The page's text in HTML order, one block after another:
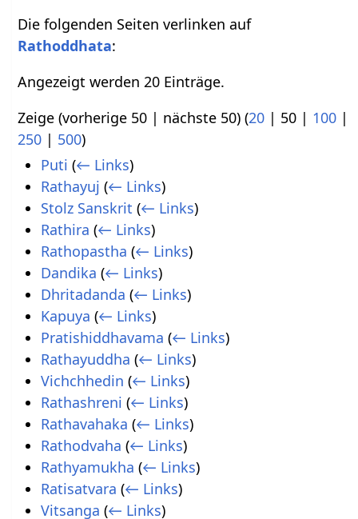
Die folgenden Seiten verlinken auf
Rathoddhata:
Angezeigt werden 20 Einträge.
Zeige (vorherige 50 | nächste 50) (20 | 50 | 100 |
250 | 500)
Puti (← Links)
Rathayuj (← Links)
Stolz Sanskrit (← Links)
Rathira (← Links)
Rathopastha (← Links)
Dandika (← Links)
Dhritadanda (← Links)
Kapuya (← Links)
Pratishiddhavama (← Links)
Rathayuddha (← Links)
Vichchhedin (← Links)
Rathashreni (← Links)
Rathavahaka (← Links)
Rathodvaha (← Links)
Rathyamukha (← Links)
Ratisatvara (← Links)
Vitsanga (← Links)